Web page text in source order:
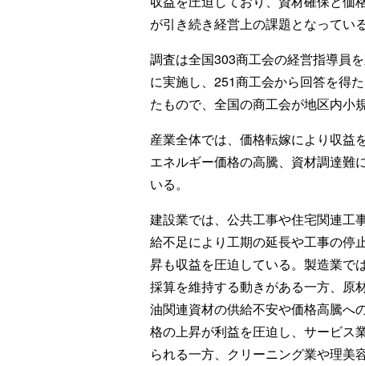
が引き続き経営上の課題となっている
調査は全国303商工会の経営指導員
に実施し、251商工会から回答を得
たもので、全国の商工会が地区内小
産業全体では、価格転嫁により収益
エネルギー価格の高騰、資材調達難
いる。
建設業では、公共工事や住宅関連工
給不足により工期の延長や工事の停
昇も収益を圧迫している。製造業で
採算を維持する動きがある一方、原
油関連資材の供給不安や価格高騰へ
格の上昇が利益を圧迫し、サービス
られる一方、クリーニング業や理美